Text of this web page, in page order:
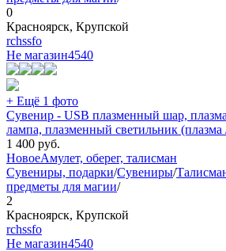
0
Красноярск, Крупской
rchssfo
Не магазин4540
+ Ещё 1 фото
Сувенир - USB плазменный шар,
лампа, плазменный светильник (плазма
1 400 руб.
НовоеАмулет, оберег, талисман
Сувениры, подарки/Сувениры/
предметы для магии/
2
Красноярск, Крупской
rchssfo
Не магазин4540